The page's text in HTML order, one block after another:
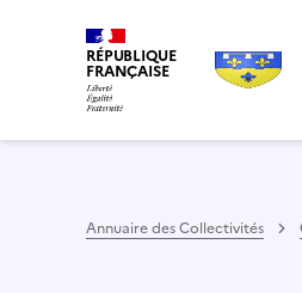
RÉPUBLIQUE
FRANÇAISE
Annuaire des Collectivités